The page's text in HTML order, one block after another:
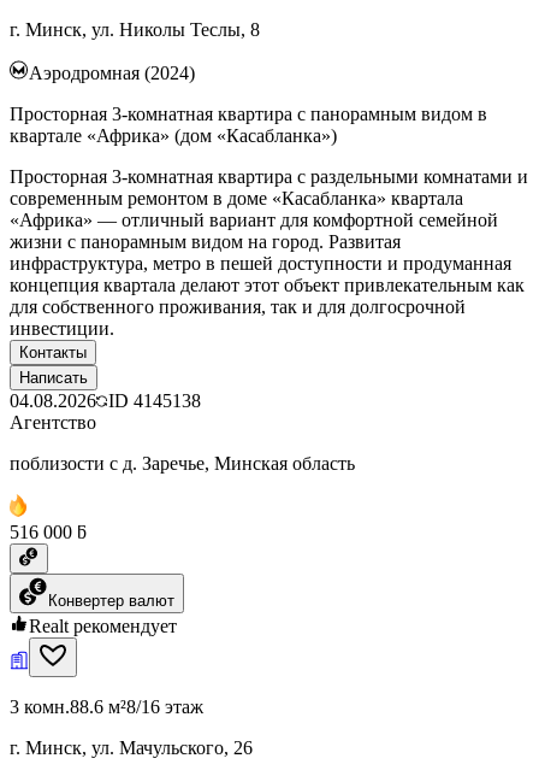
г. Минск, ул. Николы Теслы, 8
Аэродромная (2024)
Просторная 3-комнатная квартира с панорамным видом в
квартале «Африка» (дом «Касабланка»)
Просторная 3-комнатная квартира с раздельными комнатами и
современным ремонтом в доме «Касабланка» квартала
«Африка» — отличный вариант для комфортной семейной
жизни с панорамным видом на город. Развитая
инфраструктура, метро в пешей доступности и продуманная
концепция квартала делают этот объект привлекательным как
для собственного проживания, так и для долгосрочной
инвестиции.
Контакты
Написать
04.08.2026 ID 4145138
Агентство
поблизости с д. Заречье, Минская область
516 000 ƃ
Конвертер валют
Realt рекомендует
3 комн.88.6 м²8/16 этаж
г. Минск, ул. Мачульского, 26